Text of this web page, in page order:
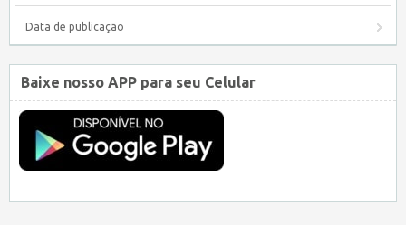
Data de publicação
Baixe nosso APP para seu Celular